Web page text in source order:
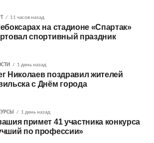
11 часов назад
на стадионе «Спартак»
спортивный праздник
1 день назад
Николаев поздравил жителей
с Днём города
1 день назад
примет 41 участника конкурса
по профессии»